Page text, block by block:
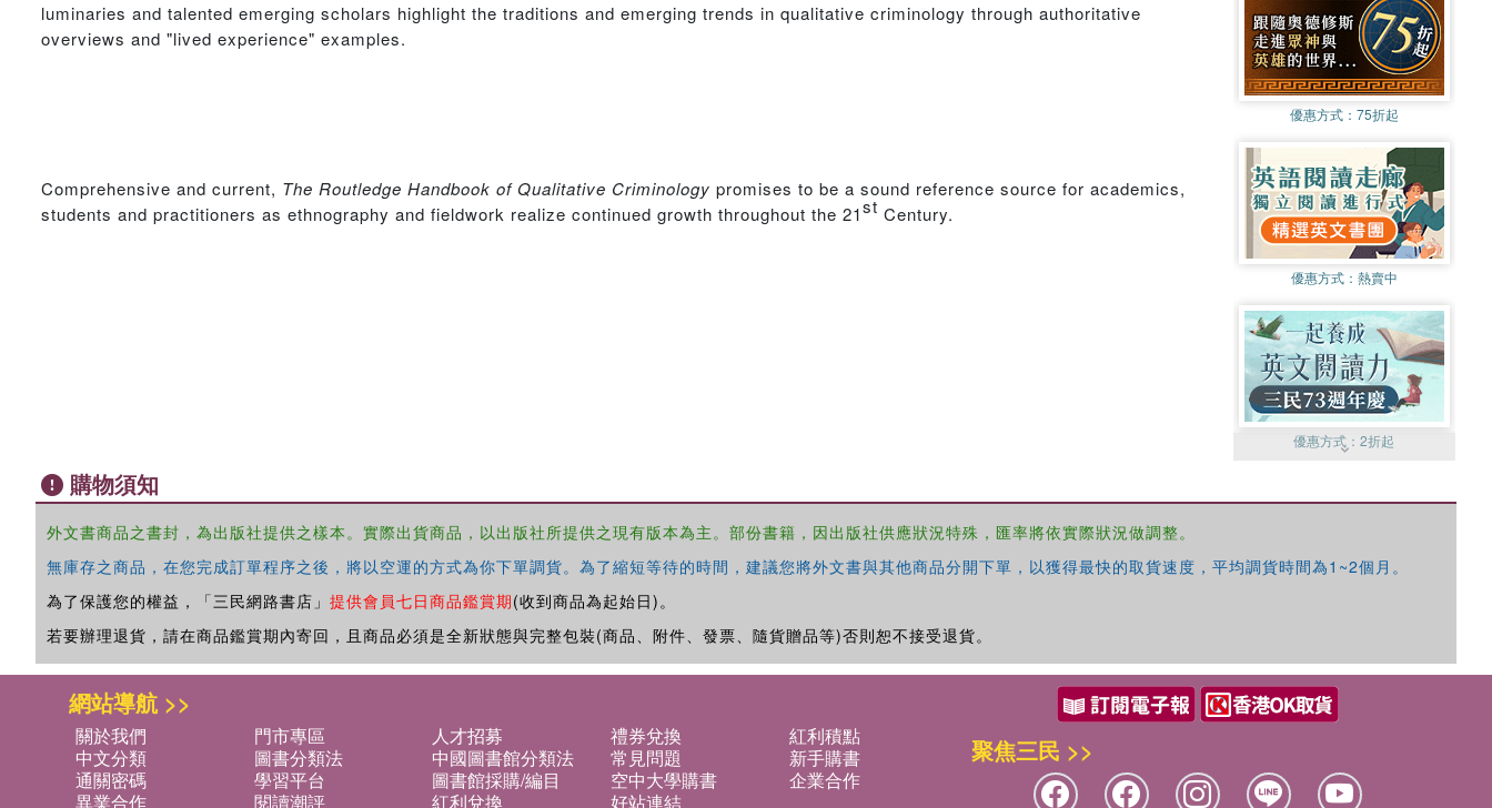
luminaries and talented emerging scholars highlight the traditions and emerging trends in qualitative criminology through authoritative
overviews and "lived experience" examples.
Comprehensive and current, The Routledge Handbook of Qualitative Criminology promises to be a sound reference source for academics,
students and practitioners as ethnography and fieldwork realize continued growth throughout the 21st Century.
優惠方式： 75折起
優惠方式： 熱賣中
優惠方式：2折起
購物須知
外文書商品之書封，為出版社提供之樣本。實際出貨商品，以出版社所提供之現有版本為主。部份書籍，因出版社供應狀況特殊，匯率將依實際狀況做調整。
無庫存之商品，在您完成訂單程序之後，將以空運的方式為你下單調貨。為了縮短等待的時間，建議您將外文書與其他商品分開下單，以獲得最快的取貨速度，平均調貨時間為1~2個月。
為了保護您的權益，「三民網路書店」 提供會員七日商品鑑賞期(收到商品為起始日)。
若要辦理退貨，請在商品鑑賞期內寄回，且商品必須是全新狀態與完整包裝(商品、附件、發票、隨貨贈品等)否則恕不接受退貨。
網站導航 >>
關於我們 門市專區 人才招募 禮券兌換
紅利積點
中文分類
圖書分類法 中國圖書館分類法 常見問題
新手購書
通關密碼
學習平台 圖書館採購/編目 空中大學購書
企業合作
異業合作
閱讀潮評 紅利兌換 好站連結
聚焦三民 >>